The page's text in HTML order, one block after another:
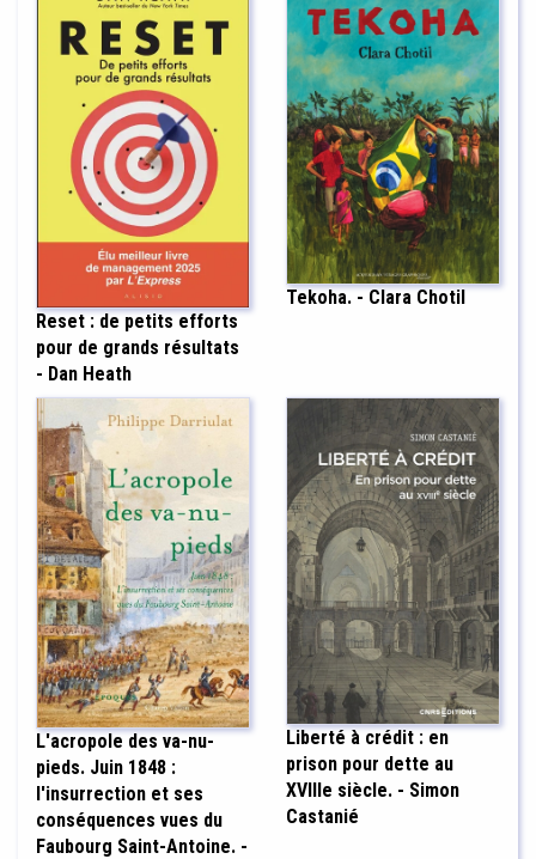
Reset : de petits efforts
pour de grands résultats
- Dan Heath
Tekoha. - Clara Chotil
L'acropole des va-nu-
pieds. Juin 1848 :
l'insurrection et ses
conséquences vues du
Faubourg Saint-Antoine. -
Liberté à crédit : en
prison pour dette au
XVIIIe siècle. - Simon
Castanié